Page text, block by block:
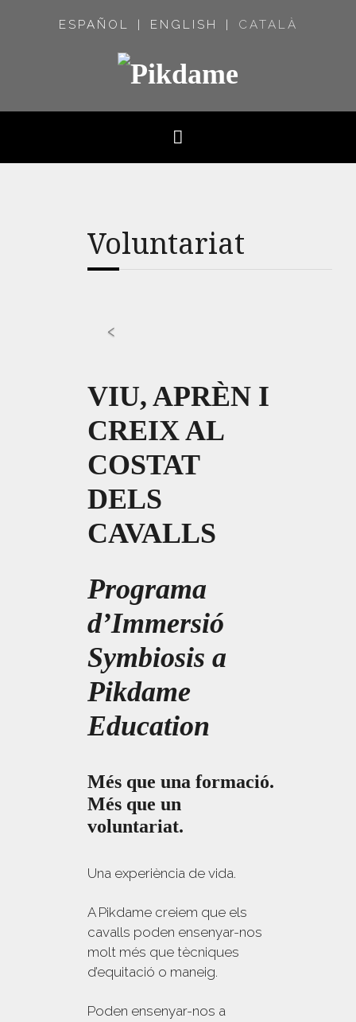
ESPAÑOL ENGLISH CATALÀ
Voluntariat
VIU, APRÈN I
CREIX AL
COSTAT
DELS
CAVALLS
Programa
d’Immersió
Symbiosis a
Pikdame
Education
Més que una formació.
Més que un
voluntariat.
Una experiència de vida.
A Pikdame creiem que els
cavalls poden ensenyar-nos
molt més que tècniques
d’equitació o maneig.
Poden ensenyar-nos a